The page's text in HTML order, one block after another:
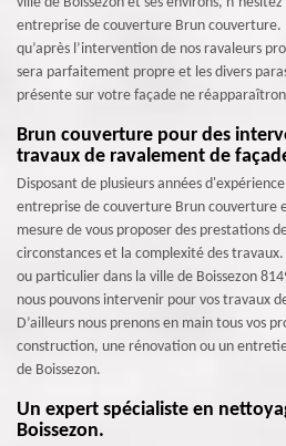
entreprise de couverture Brun couverture.
qu’après l’intervention de nos ravaleurs
sera parfaitement propre et les divers
présente sur votre façade ne
Brun couverture pour des
travaux de ravalement de
Disposant de plusieurs années
entreprise de couverture Brun couverture
mesure de vous proposer des prestations
circonstances et la complexité des travaux.
ou particulier dans la ville de Boissezon
nous pouvons intervenir pour vos travaux
D’ailleurs nous prenons en main tous vos
construction, une rénovation ou un
de Boissezon.
Un expert spécialiste en
Boissezon.